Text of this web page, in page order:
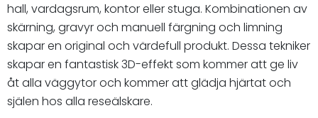
hall, vardagsrum, kontor eller stuga. Kombinationen av
skärning, gravyr och manuell färgning och limning
skapar en original och värdefull produkt. Dessa tekniker
skapar en fantastisk 3D-effekt som kommer att ge liv
åt alla väggytor och kommer att glädja hjärtat och
själen hos alla reseälskare.